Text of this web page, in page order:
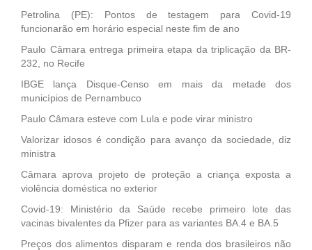
Petrolina (PE): Pontos de testagem para Covid-19
funcionarão em horário especial neste fim de ano
Paulo Câmara entrega primeira etapa da triplicação da BR-
232, no Recife
IBGE lança Disque-Censo em mais da metade dos
municípios de Pernambuco
Paulo Câmara esteve com Lula e pode virar ministro
Valorizar idosos é condição para avanço da sociedade, diz
ministra
Câmara aprova projeto de proteção a criança exposta a
violência doméstica no exterior
Covid-19: Ministério da Saúde recebe primeiro lote das
vacinas bivalentes da Pfizer para as variantes BA.4 e BA.5
Preços dos alimentos disparam e renda dos brasileiros não